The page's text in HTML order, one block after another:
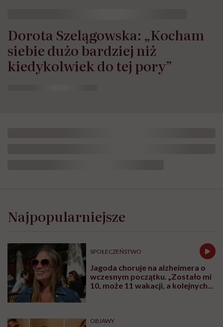
Dorota Szelągowska: „Kocham
siebie dużo bardziej niż
kiedykolwiek do tej pory”
Najpopularniejsze
SPOŁECZEŃSTWO
Jagoda choruje na alzheimera o
wczesnym początku. „Zostało mi
10, może 11 wakacji, a kolejnych
OBJAWY